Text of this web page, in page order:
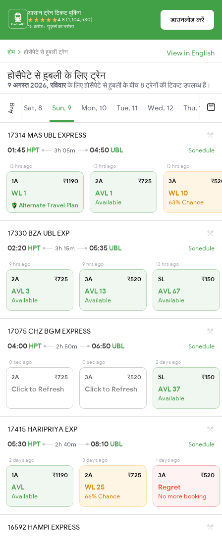
आसान ट्रेन टिकट बुकिंग
4.8 (1,104,530)
15 करोड़+ यूज़र्स का भरोसा
डाउनलोड करें
होम होसैपेटे से हुबली ट्रेन View in English
होसैपेटे से हुबली के लिए ट्रेन
9 अगस्त 2026, रविवारके लिए होसैपेटे से हुबली के बीच 8 ट्रेनों की टिकट उपलब्ध हैं।
Aug Sat, 8 Sun, 9 Mon, 10 Tue, 11 Wed, 12 Thu, 13
17314 MAS UBL EXPRESS
01:45 HPT 3h 05m 04:50 UBL Schedule
13 hrs ago
1A ₹1190
WL 1
Alternate Travel Plan
13 hrs ago
2A ₹725
AVL 1
Available
13 hrs ago
3A
WL 10
63% Chance
17330 BZA UBL EXP
02:20 HPT 3h 15m 05:35 UBL Schedule
9 hrs ago
2A ₹725
AVL 3
Available
9 hrs ago
3A ₹520
AVL 13
Available
13 hrs ago
SL ₹150
AVL 67
Available
17075 CHZ BGM EXPRESS
04:00 HPT 2h 50m 06:50 UBL Schedule
0 sec ago
2A ₹725
Click to Refresh
0 sec ago
3A ₹520
Click to Refresh
2 days ago
SL ₹150
AVL 37
Available
17415 HARIPRIYA EXP
05:30 HPT 2h 40m 08:10 UBL Schedule
2 days ago
1A ₹1190
AVL
Available
3 days ago
2A ₹725
WL 25
66% Chance
1 days ago
3A ₹520
Regret
No more booking
16592 HAMPI EXPRESS